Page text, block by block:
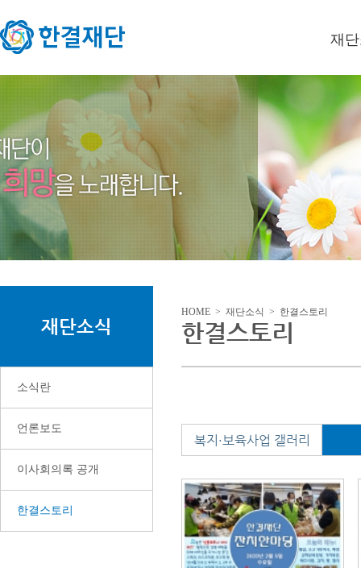
재
이사
미션/
연혁
재단소식
소식란
언론보도
이사회의록 공개
한결스토리
HOME > 재단소식 > 한결스토리
한결스토리
복지·보육사업 갤러리